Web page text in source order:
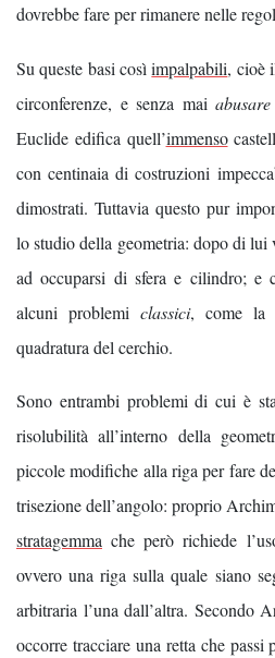
dovrebbe fare per rimanere nelle
Su queste basi cosìimpalpabili, cioè
circonferenze, e senza mai abusare
Euclide edifica quell’immenso
con centinaia di costruzioni
dimostrati. Tuttavia questo pur
lo studio della geometria: dopo di
ad occuparsi di sfera e cilindro; e
alcuni problemi classici, come la
quadratura del cerchio.
Sono entrambi problemi di cui è
risolubilità all’interno della
piccole modifiche alla riga per fare
trisezione dell’angolo: proprio
stratagemma che però richiede
ovvero una riga sulla quale siano
arbitraria l’una dall’altra. Secondo
occorre tracciare una retta che